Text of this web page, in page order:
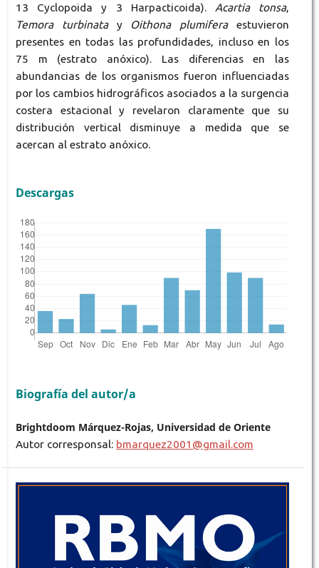
13 Cyclopoida y 3 Harpacticoida). Acartiatonsa,
Temoraturbinatay Oithona plumiferaestuvieron
presentes en todas las profundidades, incluso en los
75 m (estrato anóxico). Las diferencias en las
abundancias de los organismos fueron influenciadas
por los cambios hidrográficos asociados a la surgencia
costera estacional y revelaron claramente que su
distribución vertical disminuye a medida que se
acercan al estrato anóxico.
Descargas
Biografía del autor/a
Brightdoom Márquez-Rojas, Universidad de Oriente
Autor corresponsal: bmarquez2001@gmail.com